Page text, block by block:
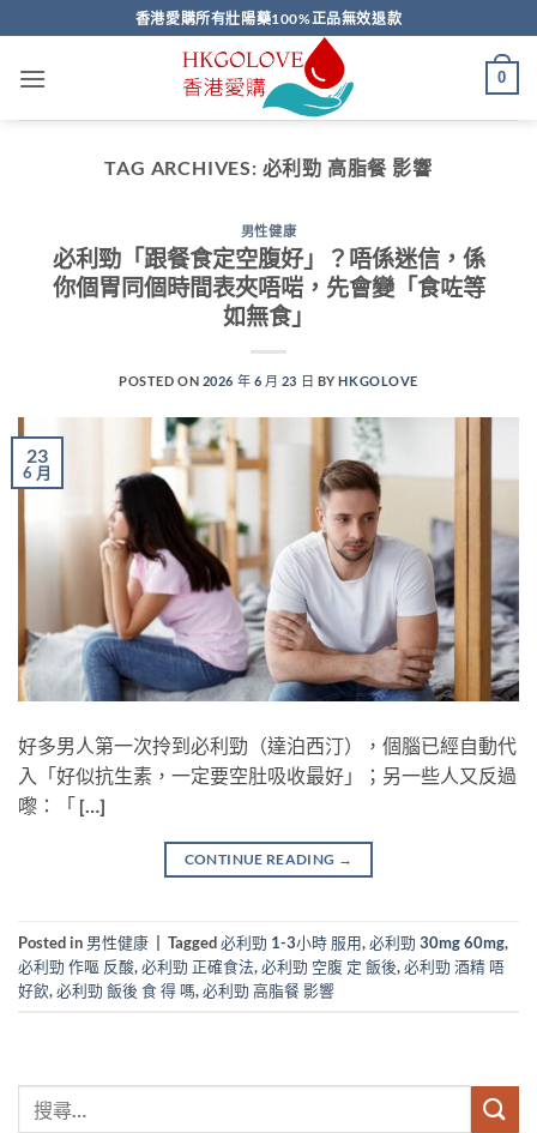
to
content
香港愛購所有壯陽藥100%正品無效退款
0
TAG ARCHIVES: 必利勁 高脂餐 影響
男性健康
必利勁「跟餐食定空腹好」？唔係迷信，係
你個胃同個時間表夾唔啱，先會變「食咗等
如無食」
POSTED ON 2026 年 6 月 23 日 BYHKGOLOVE
23
6 月
好多男人第一次拎到必利勁（達泊西汀），個腦已經自動代
入「好似抗生素，一定要空肚吸收最好」；另一些人又反過
嚟：「 […]
CONTINUE READING →
Posted in 男性健康 | Tagged必利勁 1-3小時 服用,必利勁 30mg 60mg,
必利勁 作嘔 反酸,必利勁 正確食法,必利勁 空腹 定 飯後,必利勁 酒精 唔
好飲,必利勁 飯後 食 得 嗎,必利勁 高脂餐 影響